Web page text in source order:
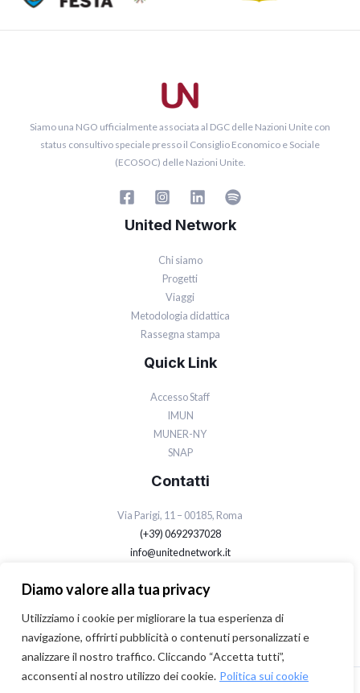
Diamo valore alla tua privacy
Utilizziamo i cookie per migliorare la tua esperienza di
navigazione, offrirti pubblicità o contenuti personalizzati e
analizzare il nostro traffico. Cliccando “Accetta tutti”,
acconsenti al nostro utilizzo dei cookie. Politica sui cookie
Siamo una NGO ufficialmente associata al DGC delle Nazioni Unite con
status consultivo speciale presso il Consiglio Economico e Sociale
(ECOSOC) delle Nazioni Unite.
United Network
Chi siamo
Progetti
Viaggi
Metodologia didattica
Rassegna stampa
Quick Link
Accesso Staff
IMUN
MUNER-NY
SNAP
Contatti
Via Parigi, 11 – 00185, Roma
(+39) 0692937028
info@unitednetwork.it
Privacy Policy
Cookie Policy